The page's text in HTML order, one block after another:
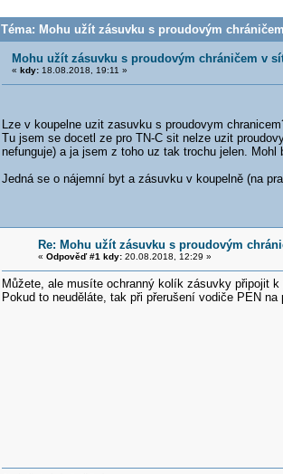
Téma: Mohu užít zásuvku s proudovým
Mohu užít zásuvku s proudovým chráničem v
« kdy:18.08.2018, 19:11 »
Lze v koupelne uzit zasuvku s proudovym
Tu jsem se docetl ze pro TN-C sit nelze uzit
nefunguje) a ja jsem z toho uz tak trochu jelen.
Jedná se o nájemní byt a zásuvku v koupelně (na
Re: Mohu užít zásuvku s proudovým
« Odpověď #1 kdy:20.08.2018, 12:29 »
Můžete, ale musíte ochranný kolík zásuvky připojit
Pokud to neuděláte, tak při přerušení vodiče PEN